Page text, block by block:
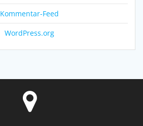
Kommentar-Feed
WordPress.org